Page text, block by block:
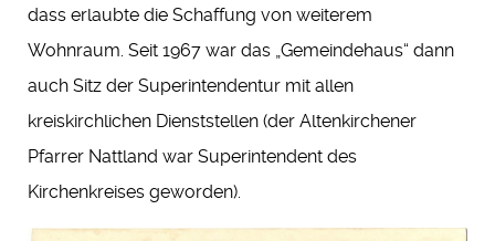
dass erlaubte die Schaffung von weiterem
Wohnraum. Seit 1967 war das „Gemeindehaus“ dann
auch Sitz der Superintendentur mit allen
kreiskirchlichen Dienststellen (der Altenkirchener
Pfarrer Nattland war Superintendent des
Kirchenkreises geworden).